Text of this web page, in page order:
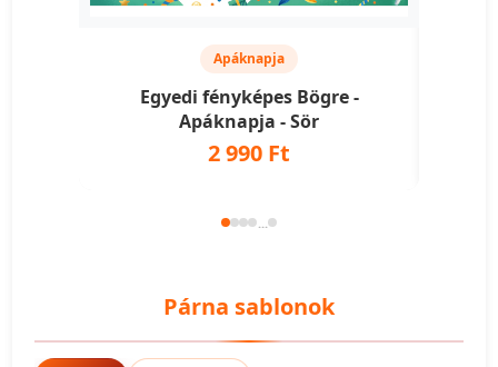
Apáknapja
Egyedi fényképes Bögre -
Apáknapja - Sör
2 990 Ft
Párna sablonok